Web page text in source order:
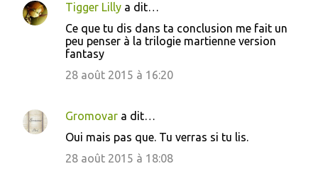
Tigger Lilly a dit…
Ce que tu dis dans ta conclusion me fait un
peu penser à la trilogie martienne version
fantasy
28 août 2015 à 16:20
Gromovar a dit…
Oui mais pas que. Tu verras si tu lis.
28 août 2015 à 18:08